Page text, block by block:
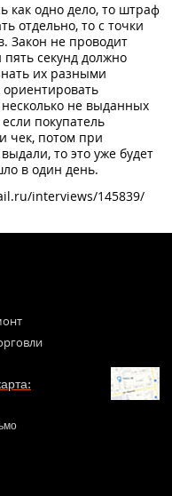
как одно дело, то штраф
отдельно, то с точки
Закон не проводит
секунд должно
их разными
не выданных
покупатель
чек, потом при
то это уже будет
в один день.
interviews/145839/